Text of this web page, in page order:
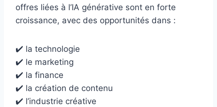
offres liées à l’IA générative sont en forte
croissance, avec des opportunités dans :
✔️ la technologie
✔️ le marketing
✔️ la finance
✔️ la création de contenu
✔️ l’industrie créative